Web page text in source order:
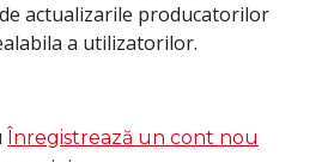
actualizarile producatorilor
a utilizatorilor.
Înregistrează un cont nou